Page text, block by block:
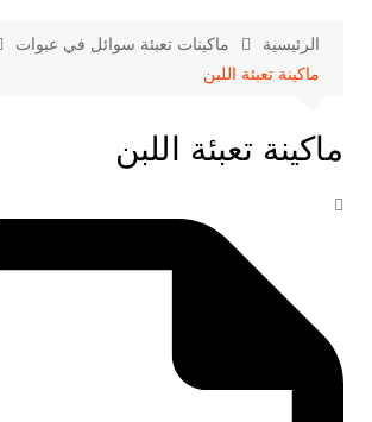
الرئيسية
ماكينات تعبئة سوائل في عبوات
ماكينة تعبئة اللبن
ماكينة تعبئة اللبن